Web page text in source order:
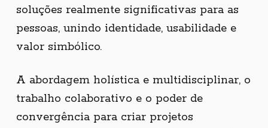
soluções realmente significativas para as
pessoas, unindo identidade, usabilidade e
valor simbólico.
A abordagem holística e multidisciplinar, o
trabalho colaborativo e o poder de
convergência para criar projetos